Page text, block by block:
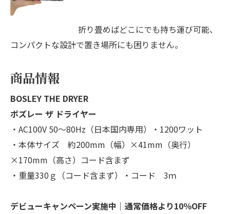
折り畳めばどこにでも持ち運び可能、
コンパクトな設計で置き場所にも困りません。
商品情報
BOSLEY THE DRYER
ボズレー ザ ドライヤー
・AC100V 50～80Hz（日本国内専用）・1200ワット
・本体サイズ 約200mm（幅）×41mm（奥行）
×170mm（高さ）コード含まず
・重量330ｇ（コード含まず）・コード 3ｍ
デビューキャンペーン実施中｜ 通常価格より10％OFF